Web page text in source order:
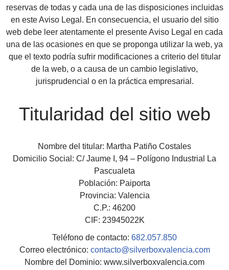
reservas de todas y cada una de las disposiciones incluidas
en este Aviso Legal. En consecuencia, el usuario del sitio
web debe leer atentamente el presente Aviso Legal en cada
una de las ocasiones en que se proponga utilizar la web, ya
que el texto podría sufrir modificaciones a criterio del titular
de la web, o a causa de un cambio legislativo,
jurisprudencial o en la práctica empresarial.
Titularidad del sitio web
Nombre del titular: Martha Patiño Costales
Domicilio Social: C/ Jaume I, 94 – Polígono Industrial La
Pascualeta
Población: Paiporta
Provincia: Valencia
C.P.: 46200
CIF: 23945022K
Teléfono de contacto: 682.057.850
Correo electrónico: contacto@silverboxvalencia.com
Nombre del Dominio: www.silverboxvalencia.com